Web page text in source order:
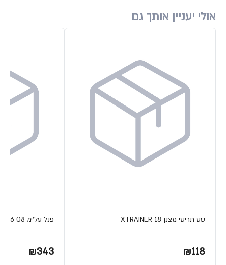
אולי יעניין אותך גם
סט תריסי מצנן XTRAINER 18
₪118
פנל על'ימ 08 R6'
₪343